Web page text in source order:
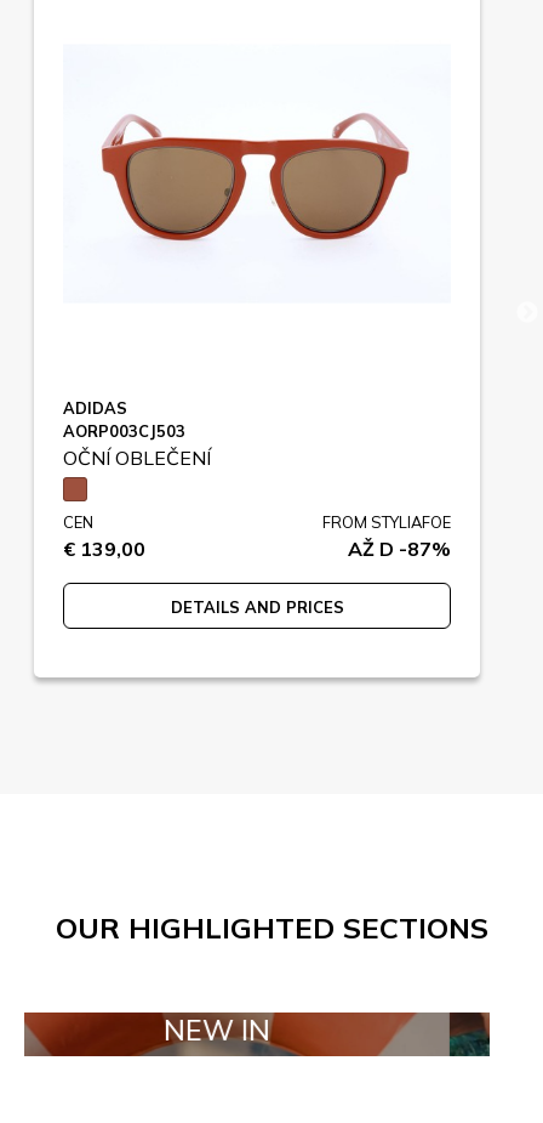
ADIDAS
AORP003CJ503
OČNÍ OBLEČENÍ
CEN
€ 139,00
FROM STYLIAFOE
AŽ D -87%
DETAILS AND PRICES
OUR HIGHLIGHTED SECTIONS
NEW IN